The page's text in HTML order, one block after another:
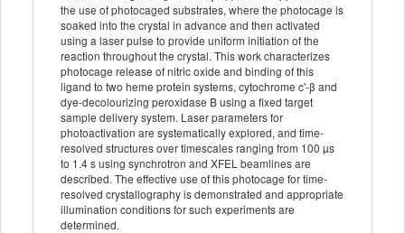
the use of photocaged substrates, where the photocage is
soaked into the crystal in advance and then activated
using a laser pulse to provide uniform initiation of the
reaction throughout the crystal. This work characterizes
photocage release of nitric oxide and binding of this
ligand to two heme protein systems, cytochrome c'-β and
dye-decolourizing peroxidase B using a fixed target
sample delivery system. Laser parameters for
photoactivation are systematically explored, and time-
resolved structures over timescales ranging from 100 µs
to 1.4 s using synchrotron and XFEL beamlines are
described. The effective use of this photocage for time-
resolved crystallography is demonstrated and appropriate
illumination conditions for such experiments are
determined.